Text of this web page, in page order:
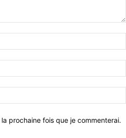
prochaine fois que je commenterai.